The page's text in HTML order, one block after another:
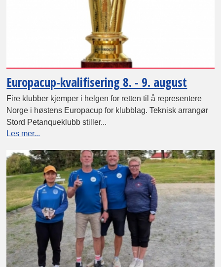
Europacup-kvalifisering 8. - 9. august
Fire klubber kjemper i helgen for retten til å representere
Norge i høstens Europacup for klubblag. Teknisk arrangør
Stord Petanqueklubb stiller...
Les mer...